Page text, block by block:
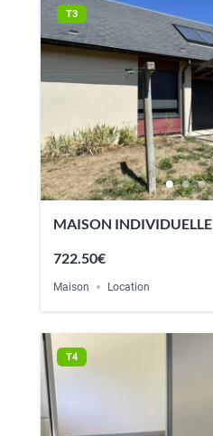
T3
MAISON INDIVIDUELLE
722.50€
Maison Location
T4